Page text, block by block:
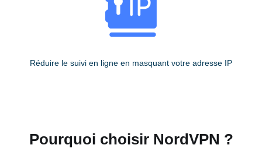
Réduire le suivi en ligne en masquant votre adresse IP
Pourquoi choisir NordVPN ?